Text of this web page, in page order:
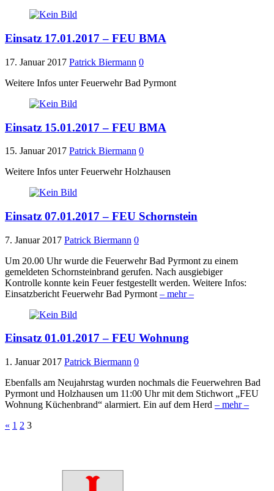
Einsatz 17.01.2017 – FEU BMA
17. Januar 2017 Patrick Biermann 0
Weitere Infos unter Feuerwehr Bad Pyrmont
Einsatz 15.01.2017 – FEU BMA
15. Januar 2017 Patrick Biermann 0
Weitere Infos unter Feuerwehr Holzhausen
Einsatz 07.01.2017 – FEU Schornstein
7. Januar 2017 Patrick Biermann 0
Um 20.00 Uhr wurde die Feuerwehr Bad Pyrmont zu einem
gemeldeten Schornsteinbrand gerufen. Nach ausgiebiger
Kontrolle konnte kein Feuer festgestellt werden. Weitere Infos:
Einsatzbericht Feuerwehr Bad Pyrmont – mehr –
Einsatz 01.01.2017 – FEU Wohnung
1. Januar 2017 Patrick Biermann 0
Ebenfalls am Neujahrstag wurden nochmals die Feuerwehren Bad
Pyrmont und Holzhausen um 11:00 Uhr mit dem Stichwort „FEU
Wohnung Küchenbrand“ alarmiert. Ein auf dem Herd – mehr –
Seitennummerierung
« 1 2 3